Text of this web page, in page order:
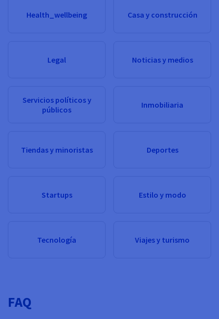
Health_wellbeing Casa y construcción
Legal Noticias y medios
Servicios políticos y
públicos
Inmobiliaria
Tiendas y minoristas Deportes
Startups Estilo y modo
Tecnología Viajes y turismo
FAQ